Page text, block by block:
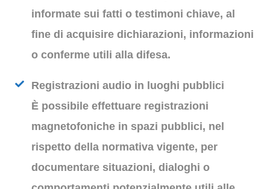
informate sui fatti o testimoni chiave, al
fine di acquisire dichiarazioni, informazioni
o conferme utili alla difesa.
Registrazioni audio in luoghi pubblici
È possibile effettuare registrazioni
magnetofoniche in spazi pubblici, nel
rispetto della normativa vigente, per
documentare situazioni, dialoghi o